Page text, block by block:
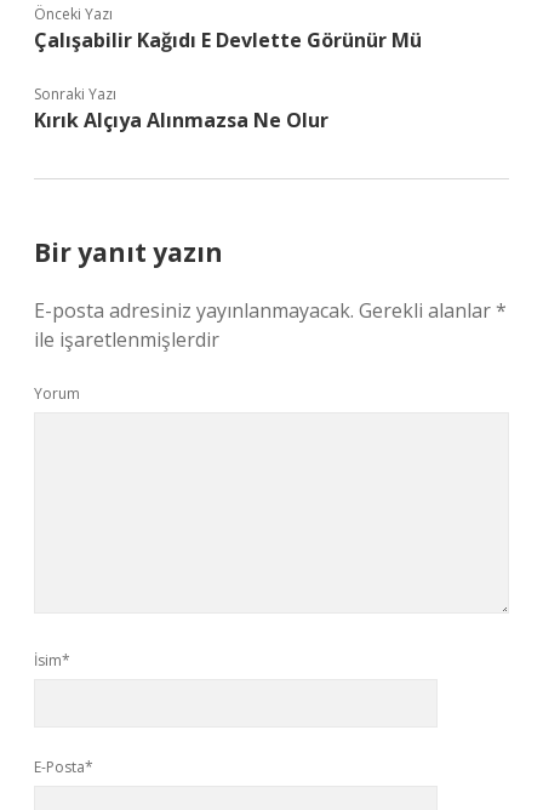
Önceki Yazı
Çalışabilir Kağıdı E Devlette Görünür Mü
Sonraki Yazı
Kırık Alçıya Alınmazsa Ne Olur
Bir yanıt yazın
E-posta adresiniz yayınlanmayacak. Gerekli alanlar*
ile işaretlenmişlerdir
Yorum
İsim*
E-Posta*